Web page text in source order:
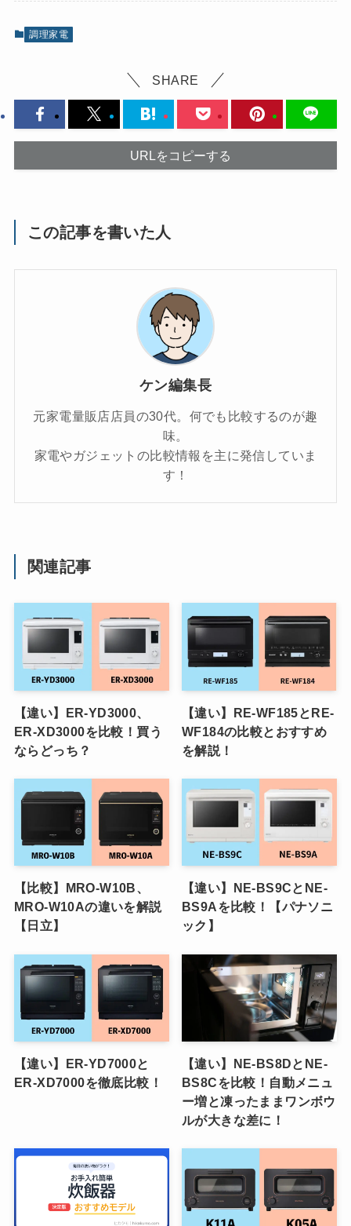
調理家電
SHARE
URLをコピーする
この記事を書いた人
ケン編集長
元家電量販店店員の30代。何でも比較するのが趣
味。
家電やガジェットの比較情報を主に発信していま
す！
関連記事
【違い】ER-YD3000、
ER-XD3000を比較！買う
ならどっち？
【違い】RE-WF185とRE-
WF184の比較とおすすめ
を解説！
【比較】MRO-W10B、
MRO-W10Aの違いを解説
【日立】
【違い】NE-BS9CとNE-
BS9Aを比較！【パナソニ
ック】
【違い】ER-YD7000と
ER-XD7000を徹底比較！
【違い】NE-BS8DとNE-
BS8Cを比較！自動メニュ
ー増と凍ったままワンボウ
ルが大きな差に！